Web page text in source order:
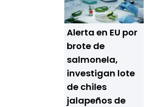
Alerta en EU por
brote de
salmonela,
investigan lote
de chiles
jalapeños de